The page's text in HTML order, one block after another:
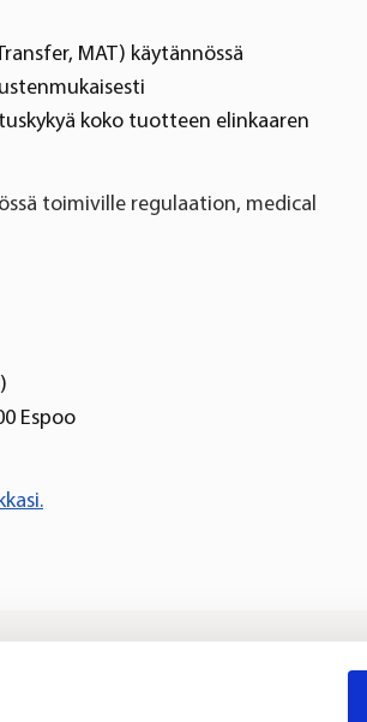
MAT) käytännössä
koko tuotteen elinkaaren
toimiville regulaation, medical
Espoo